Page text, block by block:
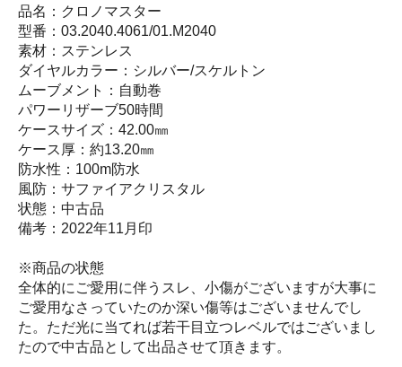
品名：クロノマスター
型番：03.2040.4061/01.M2040
素材：ステンレス
ダイヤルカラー：シルバー/スケルトン
ムーブメント：自動巻
パワーリザーブ50時間
ケースサイズ：42.00㎜
ケース厚：約13.20㎜
防水性：100m防水
風防：サファイアクリスタル
状態：中古品
備考：2022年11月印
※商品の状態
全体的にご愛用に伴うスレ、小傷がございますが大事に
ご愛用なさっていたのか深い傷等はございませんでし
た。ただ光に当てれば若干目立つレベルではございまし
たので中古品として出品させて頂きます。